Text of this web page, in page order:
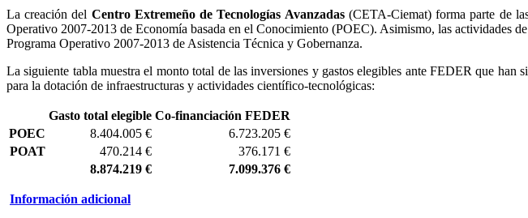
La creación del Centro Extremeño de Tecnologías Avanzadas(CETA-Ciemat) forma parte de
Operativo 2007-2013 de Economía basada en el Conocimiento (POEC). Asimismo, las actividades
Programa Operativo 2007-2013 de Asistencia Técnica y Gobernanza.
La siguiente tabla muestra el monto total de las inversiones y gastos elegibles ante FEDER que han
para la dotación de infraestructuras y actividades científico-tecnológicas:
Gasto total elegible Co-financiación FEDER
POEC
8.404.005 €
6.723.205 €
POAT
470.214 €
376.171 €
8.874.219 €
7.099.376 €
Información adicional